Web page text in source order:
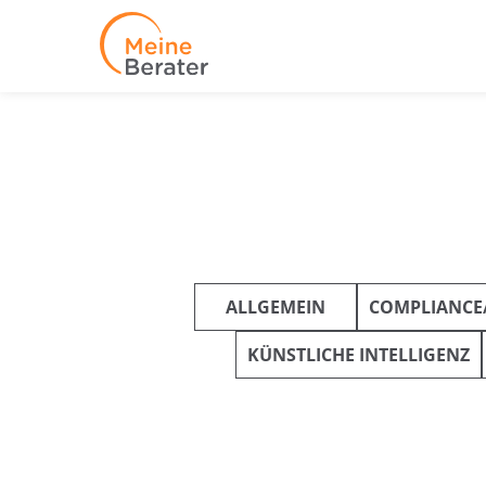
ALLGEMEIN
KÜNSTLICHE INTELLIGENZ